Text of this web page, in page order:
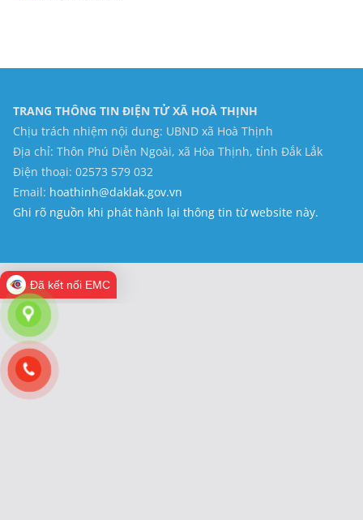
TRANG THÔNG TIN ĐIỆN TỬ XÃ HOÀ THỊNH
Chịu trách nhiệm nội dung: UBND xã Hoà Thịnh
Địa chỉ: Thôn Phú Diễn Ngoài, xã Hòa Thịnh, tỉnh Đắk Lắk
Điện thoại: 02573 579 032
Email: hoathinh@daklak.gov.vn
Ghi rõ nguồn khi phát hành lại thông tin từ website này.
Đã kết nối EMC